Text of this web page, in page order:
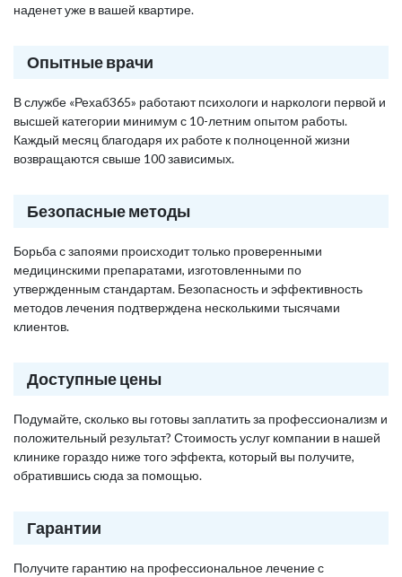
наденет уже в вашей квартире.
Опытные врачи
В службе «Рехаб365» работают психологи и наркологи первой и
высшей категории минимум с 10-летним опытом работы.
Каждый месяц благодаря их работе к полноценной жизни
возвращаются свыше 100 зависимых.
Безопасные методы
Борьба с запоями происходит только проверенными
медицинскими препаратами, изготовленными по
утвержденным стандартам. Безопасность и эффективность
методов лечения подтверждена несколькими тысячами
клиентов.
Доступные цены
Подумайте, сколько вы готовы заплатить за профессионализм и
положительный результат? Стоимость услуг компании в нашей
клинике гораздо ниже того эффекта, который вы получите,
обратившись сюда за помощью.
Гарантии
Получите гарантию на профессиональное лечение с